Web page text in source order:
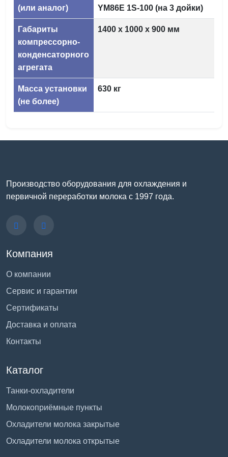
(или аналог)
YM86E 1S-100 (на 3 дойки)
Габариты
компрессорно-
конденсаторного
агрегата
1400 х 1000 х 900 мм
Масса установки
(не более)
630 кг
Производство оборудования для охлаждения и
первичной переработки молока с 1997 года.
Компания
О компании
Сервис и гарантии
Сертификаты
Доставка и оплата
Контакты
Каталог
Танки-охладители
Молокоприёмные пункты
Охладители молока закрытые
Охладители молока открытые